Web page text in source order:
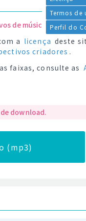
Termos de
Perfil do
de música.
a licença deste
criadores .
faixas, consulte as
download.
(mp3)